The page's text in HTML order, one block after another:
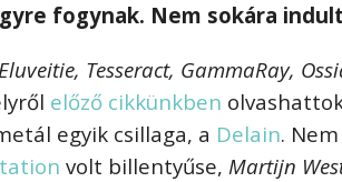
fogynak. Nem sokára
Tesseract, GammaRay,
előző cikkünkben
egyik csillaga, a Delain.
volt billentyűse, Martijn